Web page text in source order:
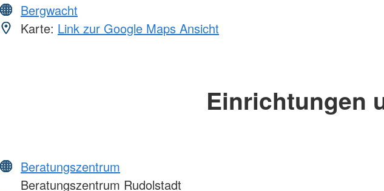
Bergwacht
Karte: Link zur Google Maps Ansicht
Einrichtungen
Beratungszentrum
Beratungszentrum Rudolstadt